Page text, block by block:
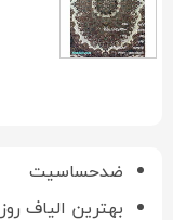
ضدحساسیت
بهترین الیاف روز